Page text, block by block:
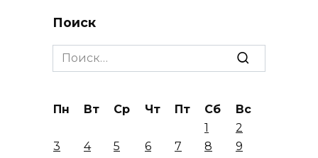
Поиск
Search
for:
Пн Вт Ср Чт Пт Сб
Вс
1
2
3
4 5 6 7 8
9